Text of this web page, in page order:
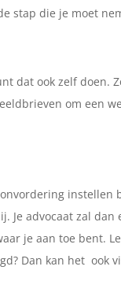
stap die je moet
dat ook zelf doen.
om een
instellen
advocaat zal dan
je aan toe bent.
Dan kan het ook